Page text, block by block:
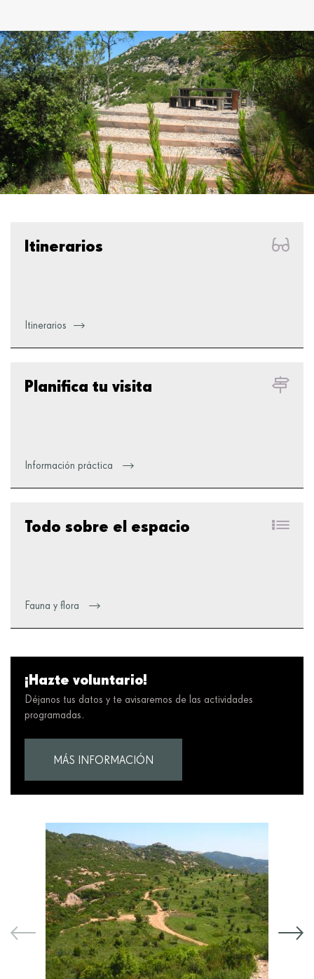
Itinerarios
Itinerarios
Planifica tu visita
Información práctica
Todo sobre el espacio
Fauna y flora
¡Hazte voluntario!
Déjanos tus datos y te avisaremos de las actividades
programadas.
MÁS INFORMACIÓN